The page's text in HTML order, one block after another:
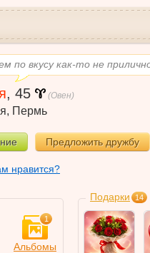
по вкусу как-то не прилично
, 45 (Овен)
, Пермь
Предложить дружбу
нравится?
1
Альбомы
Подарки 14